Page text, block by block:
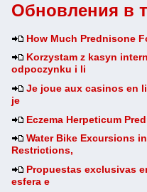
Обновления в
How Much Prednisone
Korzystam z kasyn
odpoczynku i li
Je joue aux casinos en
je
Eczema Herpeticum
Water Bike Excursions
Restrictions,
Propuestas exclusivas
esfera e